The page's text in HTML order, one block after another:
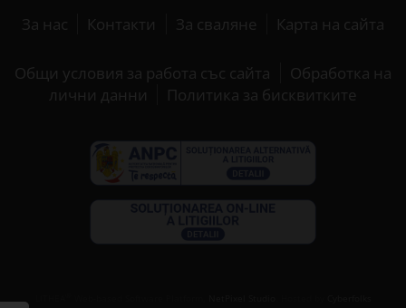
За нас Контакти За сваляне Карта на сайта
Общи условия за работа със сайта
Обработка на
лични данни
Политика за бисквитките